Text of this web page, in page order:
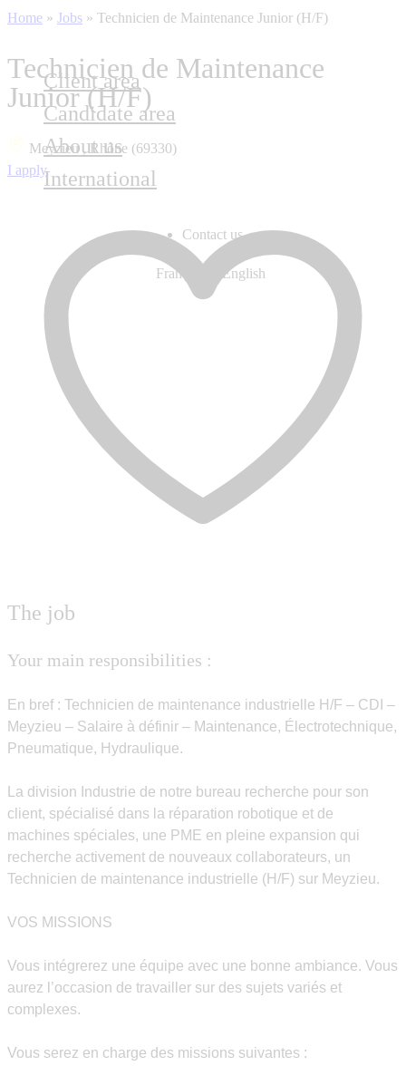
Client area
Candidate area
About us
International
Contact us
Français English
Home » Jobs » Technicien de Maintenance Junior (H/F)
Technicien de Maintenance
Junior (H/F)
Meyzieu , Rhône (69330)
I apply
The job
Your main responsibilities :
En bref : Technicien de maintenance industrielle H/F – CDI –
Meyzieu – Salaire à définir – Maintenance, Électrotechnique,
Pneumatique, Hydraulique.
La division Industrie de notre bureau recherche pour son
client, spécialisé dans la réparation robotique et de
machines spéciales, une PME en pleine expansion qui
recherche activement de nouveaux collaborateurs, un
Technicien de maintenance industrielle (H/F) sur Meyzieu.
VOS MISSIONS
Vous intégrerez une équipe avec une bonne ambiance. Vous
aurez l’occasion de travailler sur des sujets variés et
complexes.
Vous serez en charge des missions suivantes :